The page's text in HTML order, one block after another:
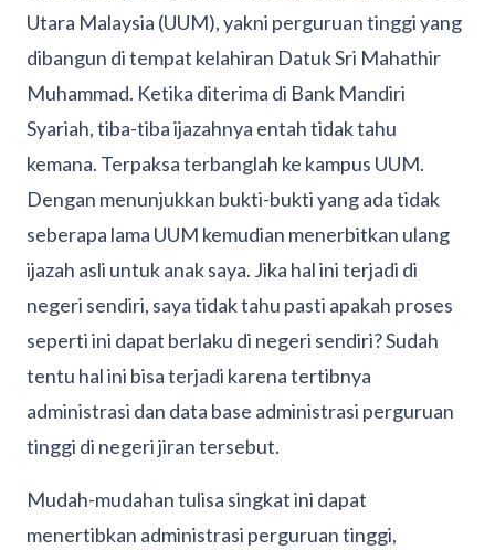
Utara Malaysia (UUM), yakni perguruan tinggi yang
dibangun di tempat kelahiran Datuk Sri Mahathir
Muhammad. Ketika diterima di Bank Mandiri
Syariah, tiba-tiba ijazahnya entah tidak tahu
kemana. Terpaksa terbanglah ke kampus UUM.
Dengan menunjukkan bukti-bukti yang ada tidak
seberapa lama UUM kemudian menerbitkan ulang
ijazah asli untuk anak saya. Jika hal ini terjadi di
negeri sendiri, saya tidak tahu pasti apakah proses
seperti ini dapat berlaku di negeri sendiri? Sudah
tentu hal ini bisa terjadi karena tertibnya
administrasi dan data base administrasi perguruan
tinggi di negeri jiran tersebut.
Mudah-mudahan tulisa singkat ini dapat
menertibkan administrasi perguruan tinggi,